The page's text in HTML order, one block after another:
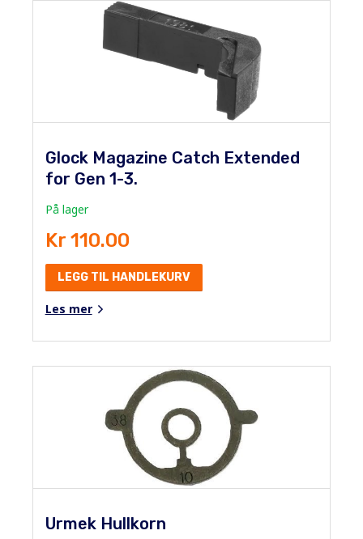
Glock Magazine Catch Extended
for Gen 1-3.
På lager
Kr 110.00
LEGG TIL HANDLEKURV
Les mer
Urmek Hullkorn